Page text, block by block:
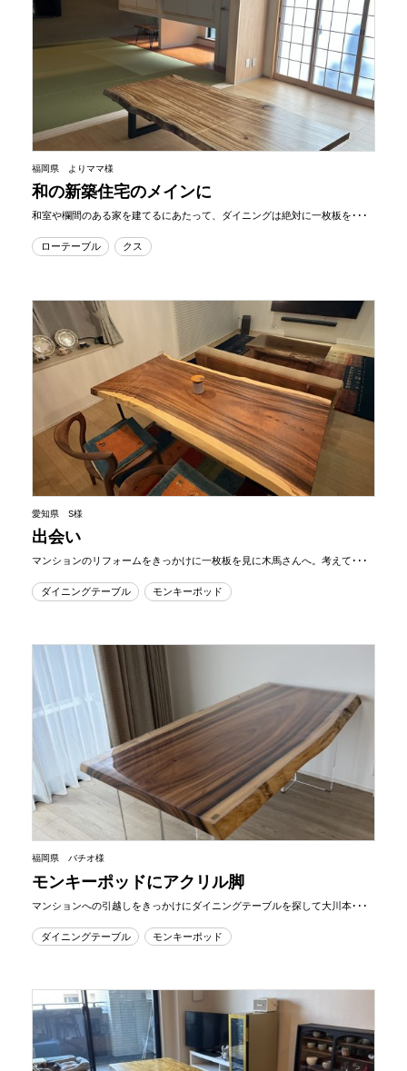
福岡県 よりママ様
和の新築住宅のメインに
和室や欄間のある家を建てるにあたって、ダイニングは絶対に一枚板を･･･
ローテーブル クス
愛知県 S様
出会い
マンションのリフォームをきっかけに一枚板を見に木馬さんへ。考えて･･･
ダイニングテーブル モンキーポッド
福岡県 バチオ様
モンキーポッドにアクリル脚
マンションへの引越しをきっかけにダイニングテーブルを探して大川本･･･
ダイニングテーブル モンキーポッド